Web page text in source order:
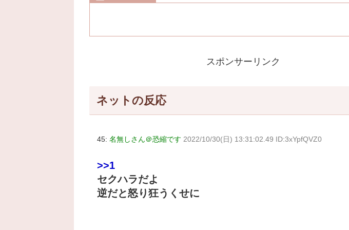
スポンサーリンク
ネットの反応
45: 名無しさん＠恐縮です 2022/10/30(日) 13:31:02.49 ID:3xYpfQVZ0
>>1
セクハラだよ
逆だと怒り狂うくせに